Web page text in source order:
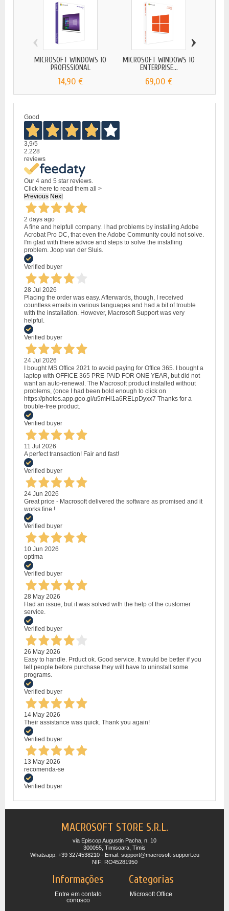
MICROSOFT WINDOWS 10
PROFISSIONAL
14,90 €
MICROSOFT WINDOWS 10
ENTERPRISE...
69,00 €
‹ ›
Good
3,9/5
2.228
reviews
Our 4 and 5 star reviews.
Click here to read them all >
Previous Next
2 days ago
A fine and helpfull company. I had problems by installing Adobe
Acrobat Pro DC, that even the Adobe Community could not solve.
I'm glad with there advice and steps to solve the installing
problem. Joop van der Sluis.
Verified buyer
28 Jul 2026
Placing the order was easy. Afterwards, though, I received
countless emails in various languages and had a bit of trouble
with the installation. However, Macrosoft Support was very
helpful.
Verified buyer
24 Jul 2026
I bought MS Office 2021 to avoid paying for Office 365. I bought a
laptop with OFFICE 365 PRE-PAID FOR ONE YEAR, but did not
want an auto-renewal. The Macrosoft product installed without
problems, (once I had been bold enough to click on
https://photos.app.goo.gl/u5mHi1a6RELpDyxx7 Thanks for a
trouble-free product.
Verified buyer
11 Jul 2026
A perfect transaction! Fair and fast!
Verified buyer
24 Jun 2026
Great price - Macrosoft delivered the software as promised and it
works fine !
Verified buyer
10 Jun 2026
optima
Verified buyer
28 May 2026
Had an issue, but it was solved with the help of the customer
service.
Verified buyer
26 May 2026
Easy to handle. Prduct ok. Good service. It would be better if you
tell people before purchase they will have to uninstall some
programs.
Verified buyer
14 May 2026
Their assistance was quick. Thank you again!
Verified buyer
13 May 2026
recomenda-se
Verified buyer
MACROSOFT STORE S.R.L.
via Episcop Augustin Pacha, n. 10
300055, Timisoara, Timis
Whatsapp: +39 3274538210 - Email: support@macrosoft-support.eu
NIF: RO45281950
Informações
Entre em contato
conosco
Categorias
Microsoft Office